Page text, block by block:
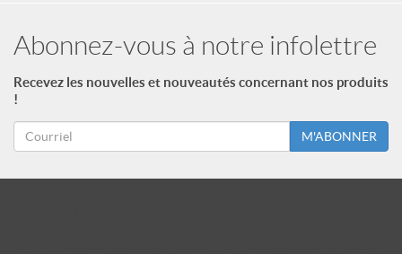
Abonnez-vous à notre infolettre
Recevez les nouvelles et nouveautés concernant nos produits
!
M'ABONNER